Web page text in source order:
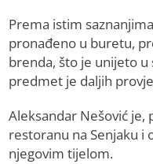
Prema istim
pronađeno u buretu,
brenda, što je unijeto
predmet je daljih
Aleksandar Nešović je,
restoranu na Senjaku i
njegovim tijelom.